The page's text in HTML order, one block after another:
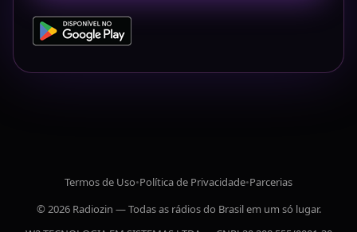
Termos de Uso•Política de Privacidade•Parcerias
© 2026 Radiozin — Todas as rádios do Brasil em um só lugar.